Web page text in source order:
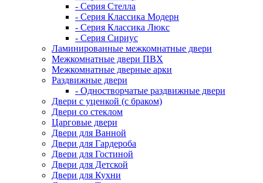
- Серия Стелла
- Серия Классика Модерн
- Серия Классика Люкс
- Серия Сириус
Ламинированные межкомнатные двери
Межкомнатные двери ПВХ
Межкомнатные дверные арки
Раздвижные двери
- Одностворчатые раздвижные двери
Двери с уценкой (с браком)
Двери со стеклом
Царговые двери
Двери для Ванной
Двери для Гардероба
Двери для Гостиной
Двери для Детской
Двери для Кухни